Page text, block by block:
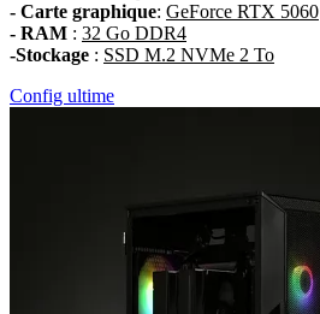
- Carte graphique: GeForce RTX 5060
- RAM : 32 Go DDR4
-Stockage : SSD M.2 NVMe 2 To
Config ultime